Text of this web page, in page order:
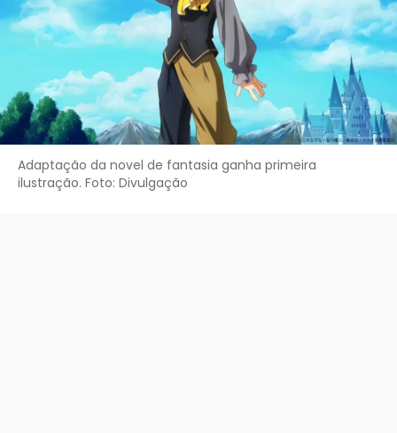
Adaptação da novel de fantasia ganha primeira
ilustração. Foto: Divulgação